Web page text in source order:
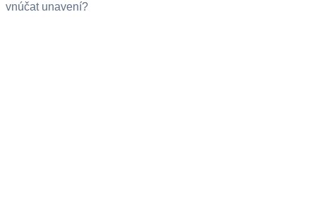
vnúčat unavení?